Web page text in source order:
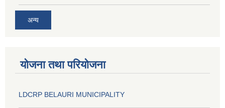
अन्य
योजना तथा परियोजना
LDCRP BELAURI MUNICIPALITY